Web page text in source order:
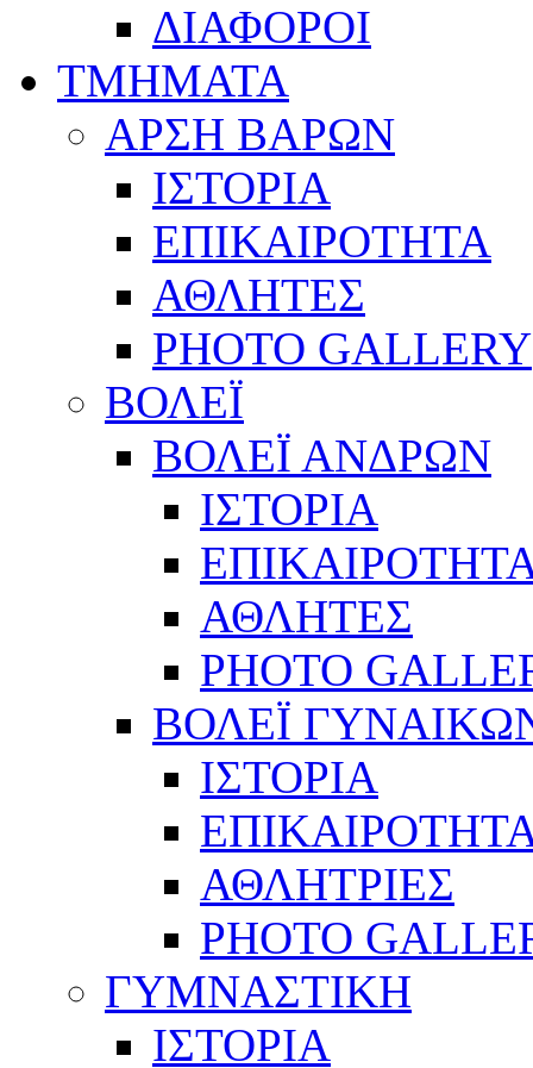
ΔΙΑΦΟΡΟΙ
ΤΜΗΜΑΤΑ
ΑΡΣΗ ΒΑΡΩΝ
ΙΣΤΟΡΙΑ
ΕΠΙΚΑΙΡΟΤΗΤΑ
ΑΘΛΗΤΕΣ
PHOTO GALLERY
ΒΟΛΕΪ
ΒΟΛΕΪ ΑΝΔΡΩΝ
ΙΣΤΟΡΙΑ
ΑΘΛΗΤΕΣ
PHOTO
ΒΟΛΕΪ
ΙΣΤΟΡΙΑ
ΑΘΛΗΤΡΙΕΣ
PHOTO
ΓΥΜΝΑΣΤΙΚΗ
ΙΣΤΟΡΙΑ